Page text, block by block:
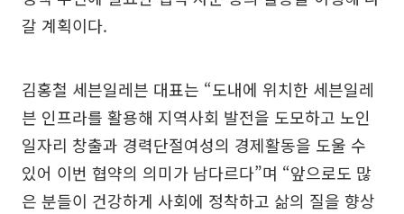
갈 계획이다.
김홍철 세븐일레븐 대표는 “도내에 위치한 세븐일레
븐 인프라를 활용해 지역사회 발전을 도모하고 노인
일자리 창출과 경력단절여성의 경제활동을 도울 수
있어 이번 협약의 의미가 남다르다”며 “앞으로도 많
은 분들이 건강하게 사회에 정착하고 삶의 질을 향상